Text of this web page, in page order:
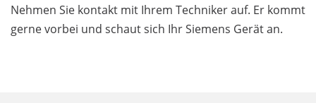
Nehmen Sie kontakt mit Ihrem Techniker auf. Er kommt
gerne vorbei und schaut sich Ihr Siemens Gerät an.